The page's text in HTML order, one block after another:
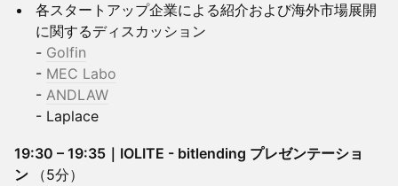
各スタートアップ企業による紹介および海外市場展開
に関するディスカッション
- Golfin
- MEC Labo
- ANDLAW
- Laplace
19:30 – 19:35｜IOLITE - bitlending プレゼンテーショ
ン
（5分）